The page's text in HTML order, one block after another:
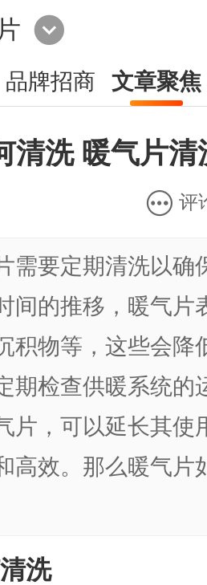
品牌招商 文章聚焦
清洗 暖气片清
评
需要定期清洗以确
间的推移，暖气片
积物等，这些会降
期检查供暖系统的
片，可以延长其使
高效。那么暖气片
洗